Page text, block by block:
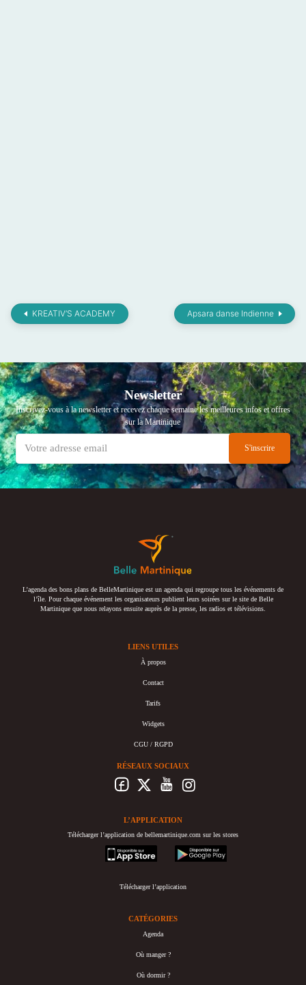
KREATIV’S ACADEMY Apsara danse Indienne
Newsletter
Inscrivez-vous à la newsletter et recevez chaque semaine les meilleures infos et offres
sur la Martinique
L’agenda des bons plans de BelleMartinique est un agenda qui regroupe tous les événements de
l’île. Pour chaque événement les organisateurs publient leurs soirées sur le site de Belle
Martinique que nous relayons ensuite auprès de la presse, les radios et télévisions.
LIENS UTILES
À propos
Contact
Tarifs
Widgets
CGU / RGPD
RÉSEAUX SOCIAUX
L’APPLICATION
Télécharger l’application de bellemartinique.com sur les stores
appstore
googleplay
Télécharger l’application
CATÉGORIES
Agenda
Où manger ?
Où dormir ?